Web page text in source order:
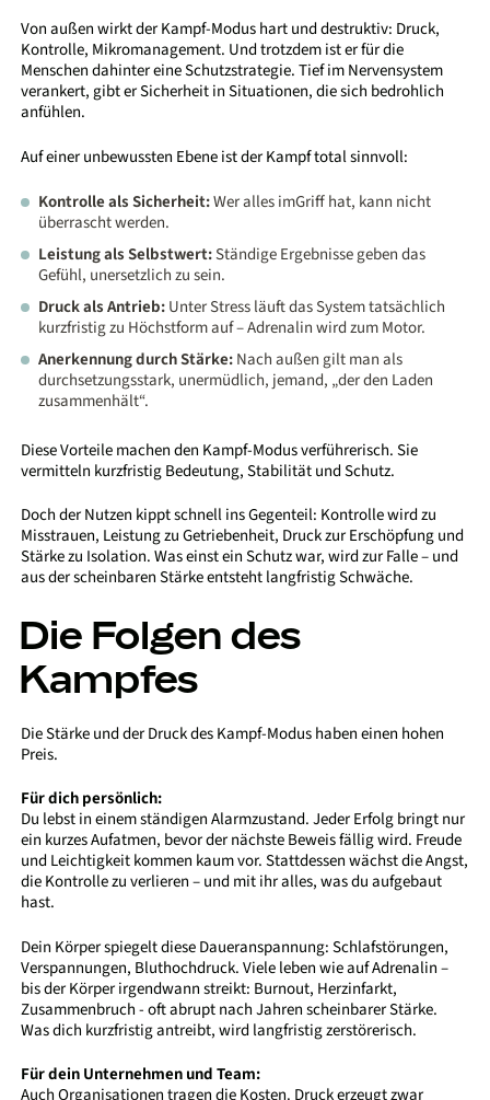
Von außen wirkt der Kampf-Modus hart und destruktiv: Druck,
Kontrolle, Mikromanagement. Und trotzdem ist er für die
Menschen dahinter eine Schutzstrategie. Tief im Nervensystem
verankert, gibt er Sicherheit in Situationen, die sich bedrohlich
anfühlen.
Auf einer unbewussten Ebene ist der Kampf total sinnvoll:
Kontrolle als Sicherheit:Wer alles imGriff hat, kann nicht
überrascht werden.
Leistung als Selbstwert:Ständige Ergebnisse geben das
Gefühl, unersetzlich zu sein.
Druck als Antrieb:Unter Stress läuft das System tatsächlich
kurzfristig zu Höchstform auf – Adrenalin wird zum Motor.
Anerkennung durch Stärke:Nach außen gilt man als
durchsetzungsstark, unermüdlich, jemand, „der den Laden
zusammenhält“.
Diese Vorteile machen den Kampf-Modus verführerisch. Sie
vermitteln kurzfristig Bedeutung, Stabilität und Schutz.
Doch der Nutzen kippt schnell ins Gegenteil: Kontrolle wird zu
Misstrauen, Leistung zu Getriebenheit, Druck zur Erschöpfung und
Stärke zu Isolation. Was einst ein Schutz war, wird zur Falle – und
aus der scheinbaren Stärke entsteht langfristig Schwäche.
Die Folgen des
Kampfes
Die Stärke und der Druck des Kampf-Modus haben einen hohen
Preis.
Für dich persönlich:
Du lebst in einem ständigen Alarmzustand. Jeder Erfolg bringt nur
ein kurzes Aufatmen, bevor der nächste Beweis fällig wird. Freude
und Leichtigkeit kommen kaum vor. Stattdessen wächst die Angst,
die Kontrolle zu verlieren – und mit ihr alles, was du aufgebaut
hast.
Dein Körper spiegelt diese Daueranspannung: Schlafstörungen,
Verspannungen, Bluthochdruck. Viele leben wie auf Adrenalin –
bis der Körper irgendwann streikt: Burnout, Herzinfarkt,
Zusammenbruch -oft abrupt nach Jahren scheinbarer Stärke.
Was dich kurzfristig antreibt, wird langfristig zerstörerisch.
Für dein Unternehmen und Team:
Auch Organisationen tragen die Kosten. Druck erzeugt zwar